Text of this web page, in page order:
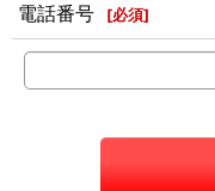
電話番号 [必須]